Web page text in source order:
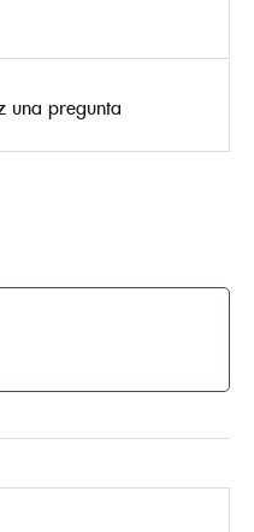
una pregunta